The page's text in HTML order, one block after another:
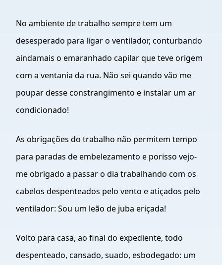
No ambiente de trabalho sempre tem um
desesperado para ligar o ventilador, conturbando
aindamais o emaranhado capilar que teve origem
com a ventania da rua. Não sei quando vão me
poupar desse constrangimento e instalar um ar
condicionado!
As obrigações do trabalho não permitem tempo
para paradas de embelezamento e porisso vejo-
me obrigado a passar o dia trabalhando com os
cabelos despenteados pelo vento e atiçados pelo
ventilador: Sou um leão de juba eriçada!
Volto para casa, ao final do expediente, todo
despenteado, cansado, suado, esbodegado: um